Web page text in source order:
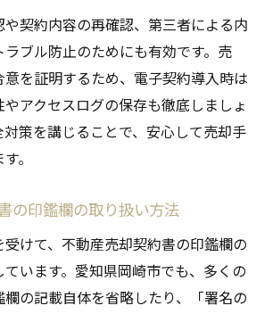
や契約内容の再確認、第三者による内
ブル防止のためにも有効です。売
を証明するため、電子契約導入時は
アクセスログの保存も徹底しましょ
対策を講じることで、安心して売却手
。
の印鑑欄の取り扱い方法
けて、不動産売却契約書の印鑑欄の
います。愛知県岡崎市でも、多くの
の記載自体を省略したり、「署名の